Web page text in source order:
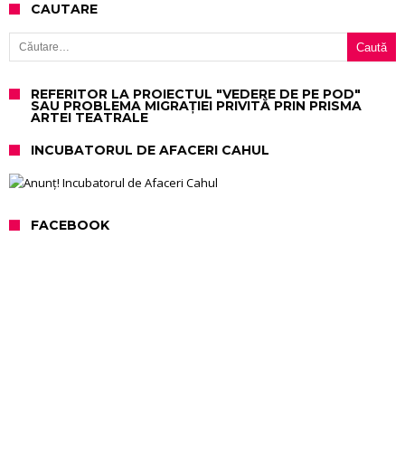
CAUTARE
Caută după:
REFERITOR LA PROIECTUL "VEDERE DE PE POD"
SAU PROBLEMA MIGRAȚIEI PRIVITĂ PRIN PRISMA
ARTEI TEATRALE
INCUBATORUL DE AFACERI CAHUL
FACEBOOK